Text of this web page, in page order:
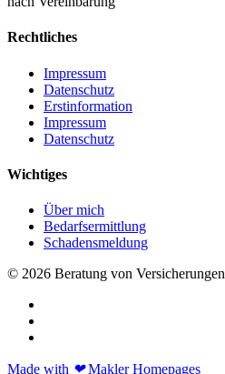
Rechtliches
Impressum
Datenschutz
Erstinformation
Impressum
Datenschutz
Wichtiges
Über mich
Bedarfsermittlung
Schadensmeldung
© 2026 Beratung von Versicherungen
Made with ❤Makler Homepages